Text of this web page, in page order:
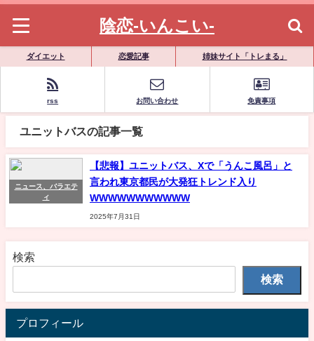
陰恋-いんこい-
ダイエット 恋愛記事 姉妹サイト「トレまる」
rss お問い合わせ 免責事項
ユニットバスの記事一覧
ニュース、バラエテ
ィ
【悲報】ユニットバス、Xで「うんこ風呂」と
言われ東京都民が大発狂トレンド入り
WWWWWWWWWWW
2025年7月31日
検索
検索
プロフィール